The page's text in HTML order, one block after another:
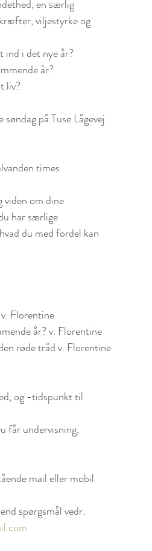
en særlig
viljestyrke og
i det nye år?
år?
liv?
på Tuse Lågevej
times
om dine
har særlige
du med fordel kan
Florentine
år? v. Florentine
røde tråd v. Florentine
og -tidspunkt til
får undervisning,
mail eller mobil
spørgsmål vedr.